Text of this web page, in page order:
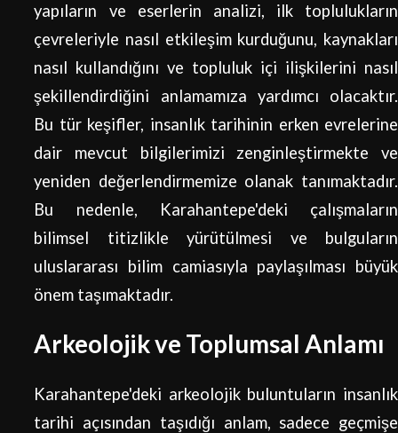
yapıların ve eserlerin analizi, ilk toplulukların
çevreleriyle nasıl etkileşim kurduğunu, kaynakları
nasıl kullandığını ve topluluk içi ilişkilerini nasıl
şekillendirdiğini anlamamıza yardımcı olacaktır.
Bu tür keşifler, insanlık tarihinin erken evrelerine
dair mevcut bilgilerimizi zenginleştirmekte ve
yeniden değerlendirmemize olanak tanımaktadır.
Bu nedenle, Karahantepe'deki çalışmaların
bilimsel titizlikle yürütülmesi ve bulguların
uluslararası bilim camiasıyla paylaşılması büyük
önem taşımaktadır.
Arkeolojik ve Toplumsal Anlamı
Karahantepe'deki arkeolojik buluntuların insanlık
tarihi açısından taşıdığı anlam, sadece geçmişe